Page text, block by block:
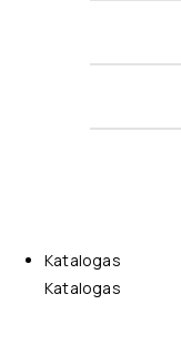
Katalogas
Katalogas